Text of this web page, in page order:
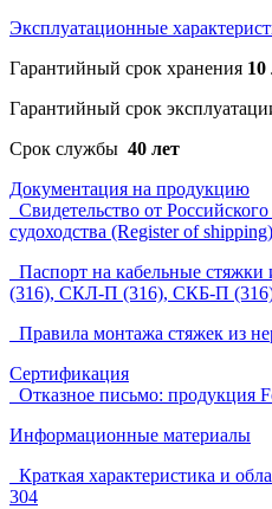
Эксплуатационные
Гарантийный срок хранения 10
Гарантийный срок
Срок службы 40 лет
Документация на продукцию
Свидетельство от
судоходства (Register of shipping)
Паспорт на кабельные
(316), СКЛ-П (316), СКБ-П
Правила монтажа стяжек из
Сертификация
Отказное письмо: продукция
Информационные материалы
Краткая характеристика и
304